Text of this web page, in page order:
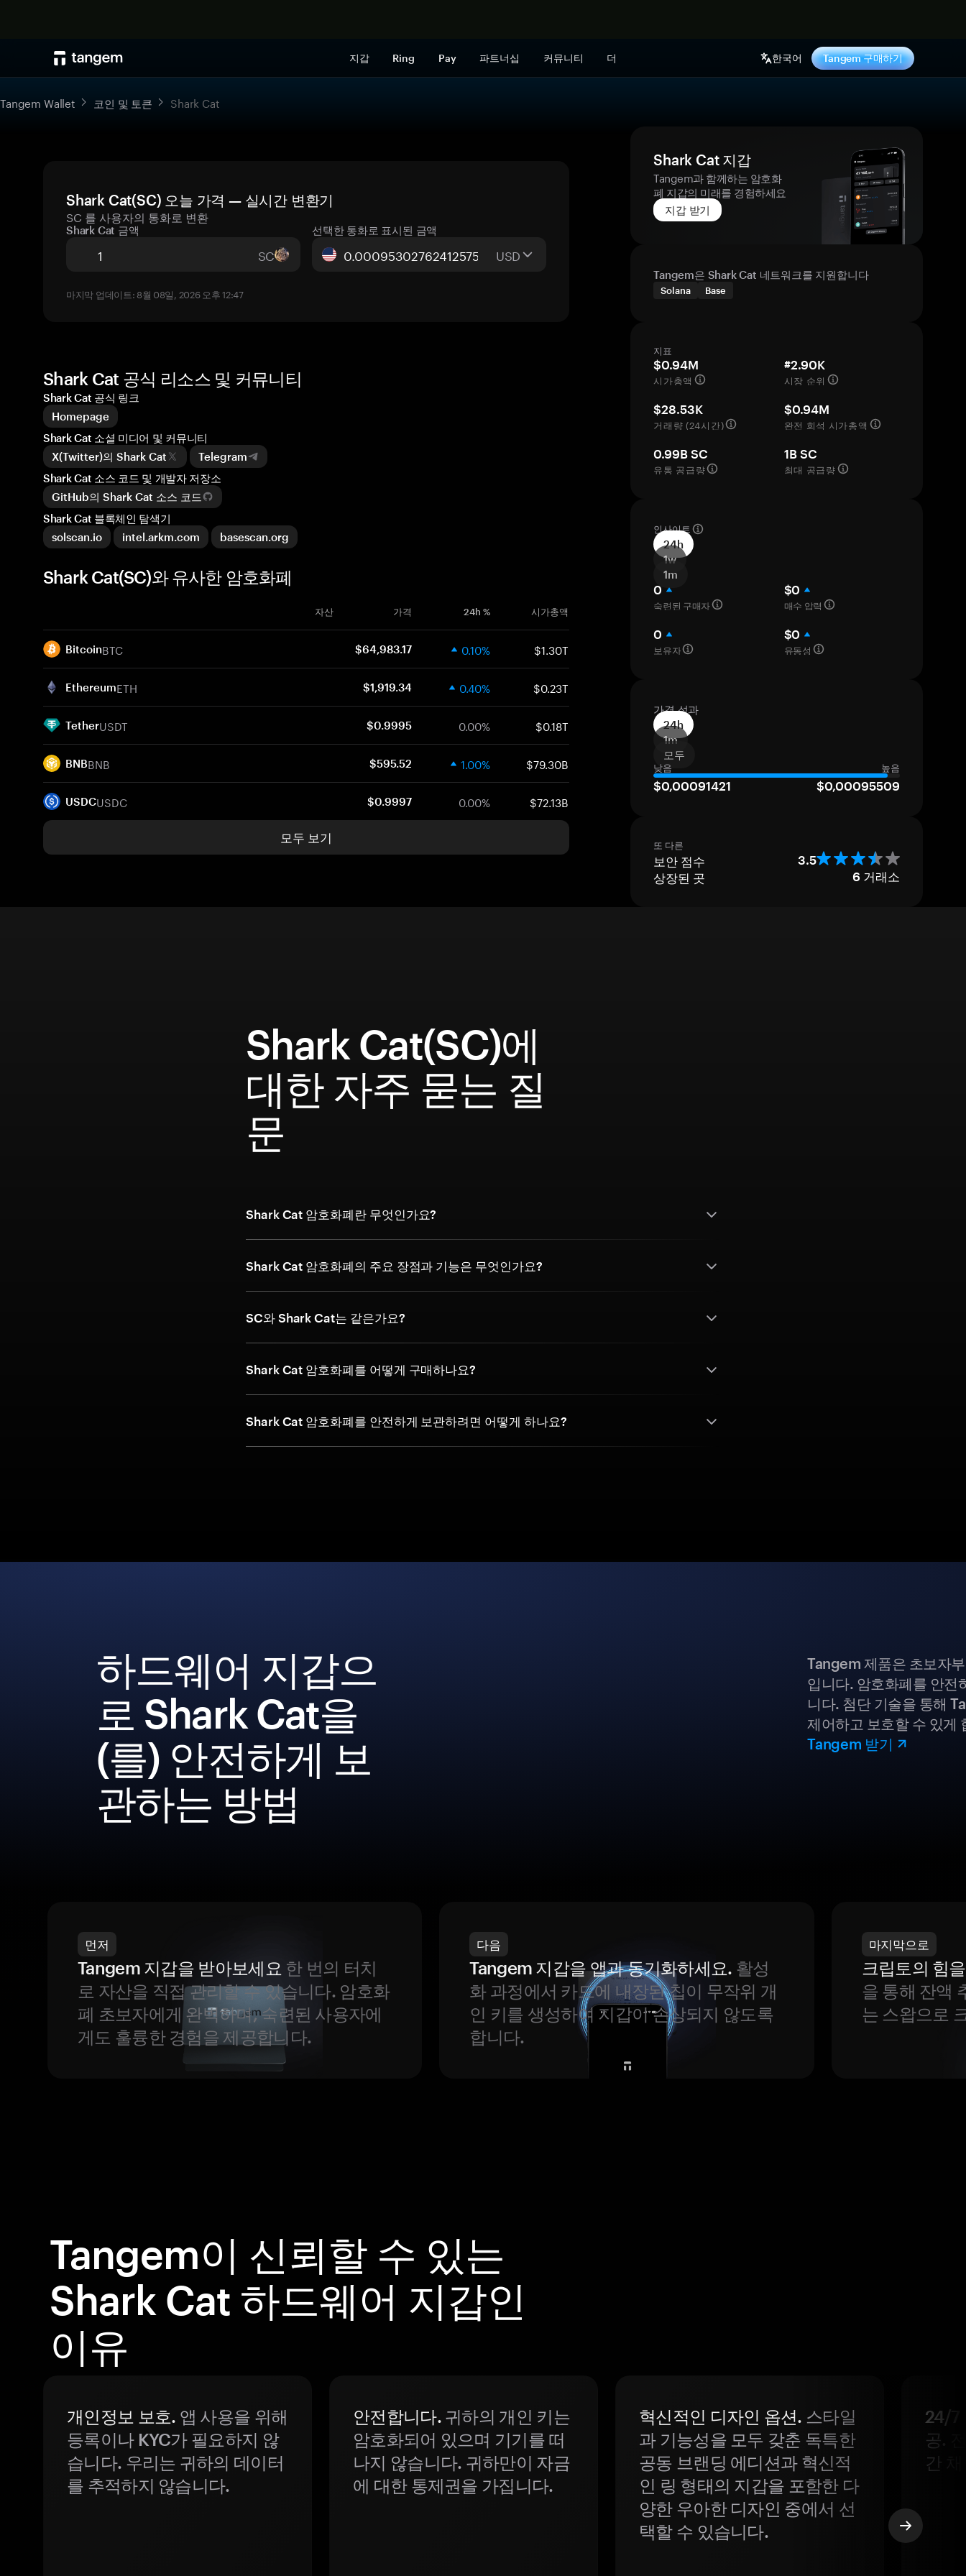
지갑 Ring Pay 파트너십 커뮤니티 더 한국어 Tangem 구매하기
Tangem Wallet 코인 및 토큰 Shark Cat
Shark Cat(SC) 오늘 가격 — 실시간 변환기
SC 를 사용자의 통화로 변환
Shark Cat 금액
SC
선택한 통화로 표시된 금액
USD
마지막 업데이트: 8월 08일, 2026 오후 12:47
Shark Cat 지갑
Tangem과 함께하는 암호화
폐 지갑의 미래를 경험하세요
지갑 받기
Tangem은 Shark Cat 네트워크를 지원합니다
Solana Base
지표
$0.94M
시가총액
#2.90K
시장 순위
$28.53K
거래량 (24시간)
$0.94M
완전 희석 시가총액
0.99B SC
유통 공급량
1B SC
최대 공급량
인사이트
24h
1w
1m
0
숙련된 구매자
$0
매수 압력
0
보유자
$0
유동성
가격 성과
24h
1m
모두
낮음 높음
$0,00091421 $0,00095509
또 다른
보안 점수 3.5
상장된 곳 6 거래소
Shark Cat 공식 리소스 및 커뮤니티
Shark Cat 공식 링크
Homepage
Shark Cat 소셜 미디어 및 커뮤니티
X(Twitter)의 Shark Cat
Telegram
Shark Cat 소스 코드 및 개발자 저장소
GitHub의 Shark Cat 소스 코드
Shark Cat 블록체인 탐색기
solscan.io
intel.arkm.com basescan.org
Shark Cat(SC)와 유사한 암호화폐
자산 가격 24h % 시가총액
BitcoinBTC $64,983.17 0.10% $1.30T
EthereumETH $1,919.34 0.40% $0.23T
TetherUSDT $0.9995 0.00% $0.18T
BNBBNB $595.52 1.00% $79.30B
USDCUSDC $0.9997 0.00% $72.13B
모두 보기
Shark Cat(SC)에
대한 자주 묻는 질
문
Shark Cat 암호화폐란 무엇인가요?
Shark Cat 암호화폐의 주요 장점과 기능은 무엇인가요?
SC와 Shark Cat는 같은가요?
Shark Cat 암호화폐를 어떻게 구매하나요?
Shark Cat 암호화폐를 안전하게 보관하려면 어떻게 하나요?
하드웨어 지갑으
로 Shark Cat을
(를) 안전하게 보
관하는 방법
Tangem 제품은 초보자
입니다. 암호화폐를 안전
니다. 첨단 기술을 통해
제어하고 보호할 수 있게
Tangem 받기
먼저
Tangem 지갑을 받아보세요 한 번의 터치
로 자산을 직접 관리할 수 있습니다. 암호화
폐 초보자에게 완벽하며, 숙련된 사용자에
게도 훌륭한 경험을 제공합니다.
다음
Tangem 지갑을 앱과 동기화하세요. 활성
화 과정에서 카드에 내장된 칩이 무작위 개
인 키를 생성하여 지갑이 손상되지 않도록
합니다.
마지막으로
크립토의 힘
을 통해 잔액
는 스왑으로
Tangem이 신뢰할 수 있는
Shark Cat 하드웨어 지갑인
이유
개인정보 보호. 앱 사용을 위해
등록이나 KYC가 필요하지 않
습니다. 우리는 귀하의 데이터
를 추적하지 않습니다.
안전합니다.귀하의 개인 키는
암호화되어 있으며 기기를 떠
나지 않습니다. 귀하만이 자금
에 대한 통제권을 가집니다.
혁신적인 디자인 옵션. 스타일
과 기능성을 모두 갖춘 독특한
공동 브랜딩 에디션과 혁신적
인 링 형태의 지갑을 포함한 다
양한 우아한 디자인 중에서 선
택할 수 있습니다.
24/7
공.
간